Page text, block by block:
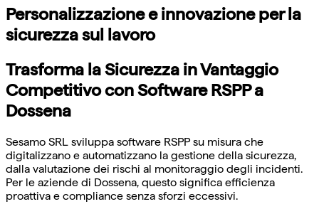
Personalizzazione e innovazione per la
sicurezza sul lavoro
Trasforma la Sicurezza in Vantaggio
Competitivo con Software RSPP a
Dossena
Sesamo SRL sviluppa software RSPP su misura che
digitalizzano e automatizzano la gestione della sicurezza,
dalla valutazione dei rischi al monitoraggio degli incidenti.
Per le aziende di Dossena, questo significa efficienza
proattiva e compliance senza sforzi eccessivi.